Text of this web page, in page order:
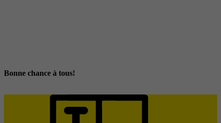
Bonne chance à tous!